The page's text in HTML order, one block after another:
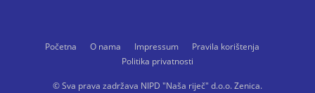
Početna O nama Impressum
Pravila korištenja
Politika privatnosti
© Sva prava zadržava NIPD "Naša riječ" d.o.o. Zenica.